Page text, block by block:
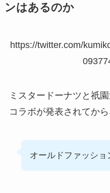
ンはあるのか
https://twitter.com/
ミスタードーナツと祇
コラボが発表されてから
オールドファッショ